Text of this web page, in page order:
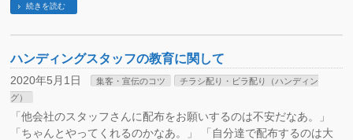
続きを読む
ハンディングスタッフの教育に関して
2020年5月1日 集客・宣伝のコツ
チラシ配り・ビラ配り（ハンディン
グ）
「他会社のスタッフさんに配布をお願いするのは不安だなあ。」
「ちゃんとやってくれるのかなあ。」 「自分達で配布するのは大